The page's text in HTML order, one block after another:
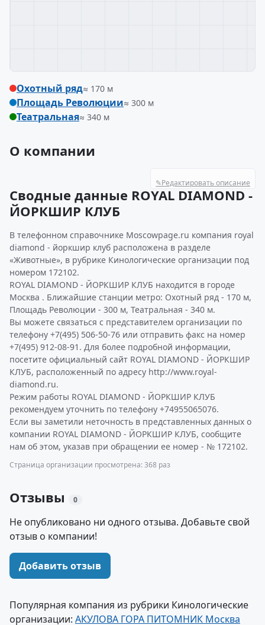
Охотный ряд≈ 170 м
Площадь Революции≈ 300 м
Театральная≈ 340 м
О компании
✎Редактировать описание
Сводные данные ROYAL DIAMOND -
ЙОРКШИР КЛУБ
В телефонном справочнике Moscowpage.ru компания royal
diamond - йоркшир клуб расположена в разделе
«Животные», в рубрике Кинологические организации под
номером 172102.
ROYAL DIAMOND - ЙОРКШИР КЛУБ находится в городе
Москва . Ближайшие станции метро: Охотный ряд - 170 м,
Площадь Революции - 300 м, Театральная - 340 м.
Вы можете связаться с представителем организации по
телефону +7(495) 506-50-76 или отправить факс на номер
+7(495) 912-08-91. Для более подробной информации,
посетите официальный сайт ROYAL DIAMOND - ЙОРКШИР
КЛУБ, расположенный по адресу http://www.royal-
diamond.ru.
Режим работы ROYAL DIAMOND - ЙОРКШИР КЛУБ
рекомендуем уточнить по телефону +74955065076.
Если вы заметили неточность в представленных данных о
компании ROYAL DIAMOND - ЙОРКШИР КЛУБ, сообщите
нам об этом, указав при обращении ее номер - № 172102.
Страница организации просмотрена: 368 раз
Отзывы 0
Не опубликовано ни одного отзыва. Добавьте свой
отзыв о компании!
Добавить отзыв
Популярная компания из рубрики Кинологические
организации: АКУЛОВА ГОРА ПИТОМНИК Москва